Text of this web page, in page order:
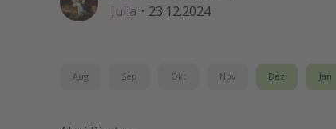
Julia · 23.12.2024
Aug Sep Okt Nov Dez Jan